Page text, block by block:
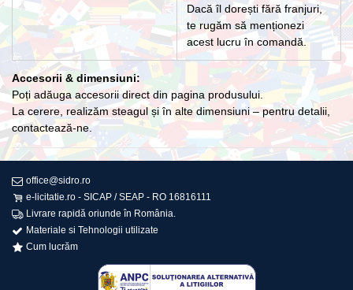
Dacă îl dorești fără franjuri,
te rugăm să menționezi
acest lucru în comandă.
Accesorii & dimensiuni:
Poți adăuga accesorii direct din pagina produsului.
La cerere, realizăm steagul și în alte dimensiuni – pentru detalii,
contactează-ne.
office@sidro.ro
e-licitatie.ro - SICAP / SEAP - RO 16816111
Livrare rapidă oriunde în România.
Materiale si Tehnologii utilizate
Cum lucrăm